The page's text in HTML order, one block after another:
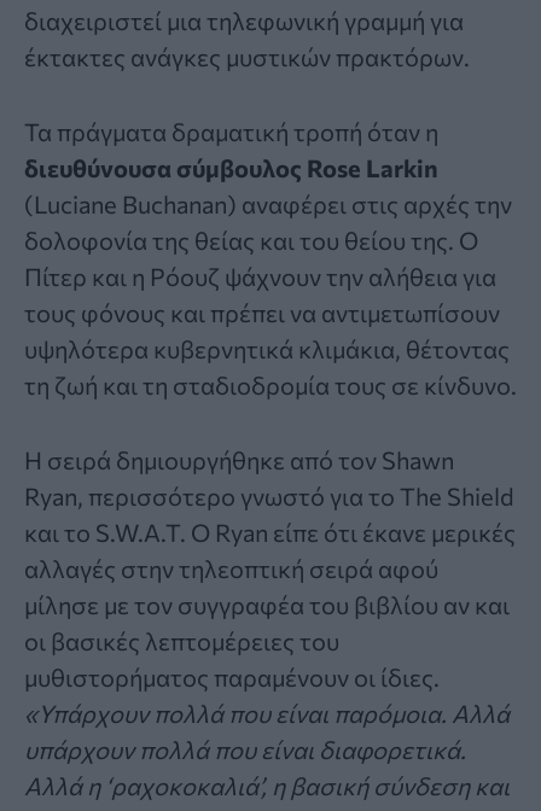
διαχειριστεί μια τηλεφωνική γραμμή για
έκτακτες ανάγκες μυστικών πρακτόρων.
Τα πράγματα δραματική τροπή όταν η
διευθύνουσα σύμβουλος Rose Larkin
(Luciane Buchanan) αναφέρει στις αρχές την
δολοφονία της θείας και του θείου της. Ο
Πίτερ και η Ρόουζ ψάχνουν την αλήθεια για
τους φόνους και πρέπει να αντιμετωπίσουν
υψηλότερα κυβερνητικά κλιμάκια, θέτοντας
τη ζωή και τη σταδιοδρομία τους σε κίνδυνο.
Η σειρά δημιουργήθηκε από τον Shawn
Ryan, περισσότερο γνωστό για το The Shield
και το S.W.A.T. Ο Ryan είπε ότι έκανε μερικές
αλλαγές στην τηλεοπτική σειρά αφού
μίλησε με τον συγγραφέα του βιβλίου αν και
οι βασικές λεπτομέρειες του
μυθιστορήματος παραμένουν οι ίδιες.
«Υπάρχουν πολλά που είναι παρόμοια. Αλλά
υπάρχουν πολλά που είναι διαφορετικά.
Αλλά η ‘ραχοκοκαλιά’, η βασική σύνδεση και